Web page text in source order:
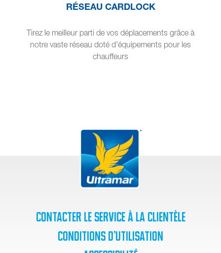
RÉSEAU CARDLOCK
Tirez le meilleur parti de vos déplacements grâce à
notre vaste réseau doté d’équipements pour les
chauffeurs
Contacter le service à la clientèle
Conditions d’utilisation